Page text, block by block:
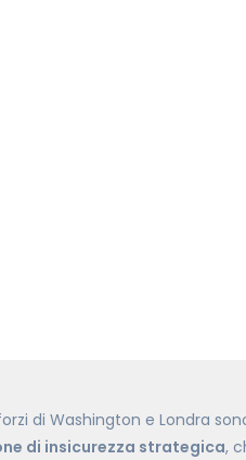
di Washington e Londra
di insicurezza strategica,